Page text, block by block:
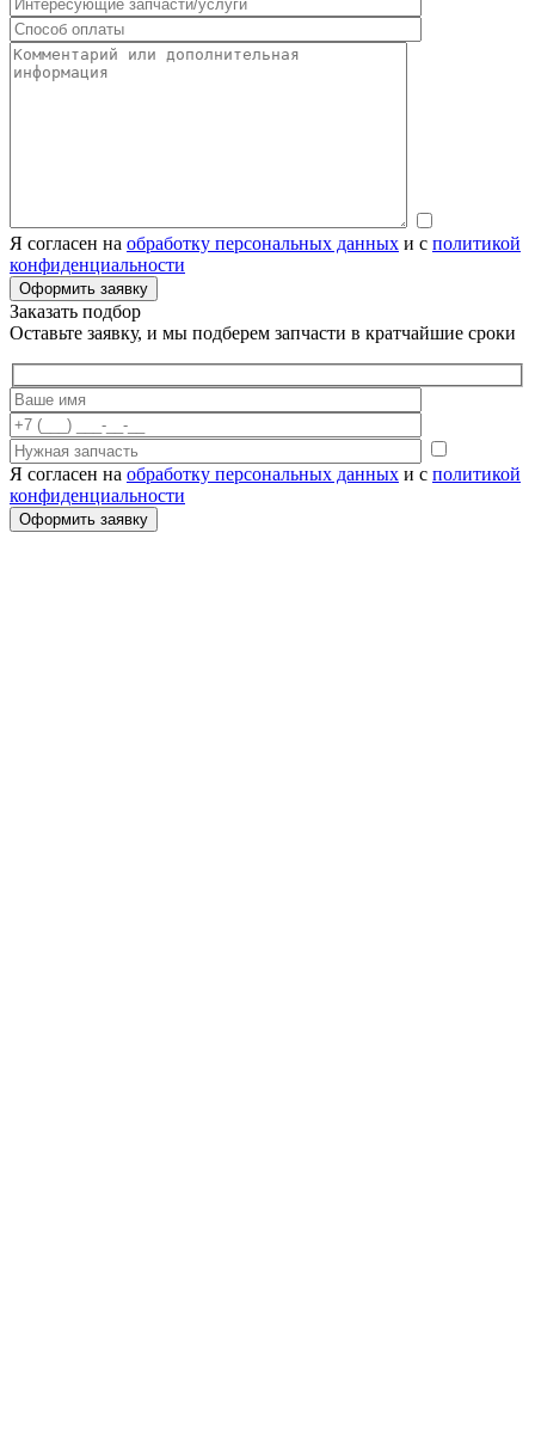
Я согласен на обработку персональных данных и с политикой
конфиденциальности
Заказать подбор
Оставьте заявку, и мы подберем запчасти в кратчайшие сроки
Я согласен на обработку персональных данных и с политикой
конфиденциальности